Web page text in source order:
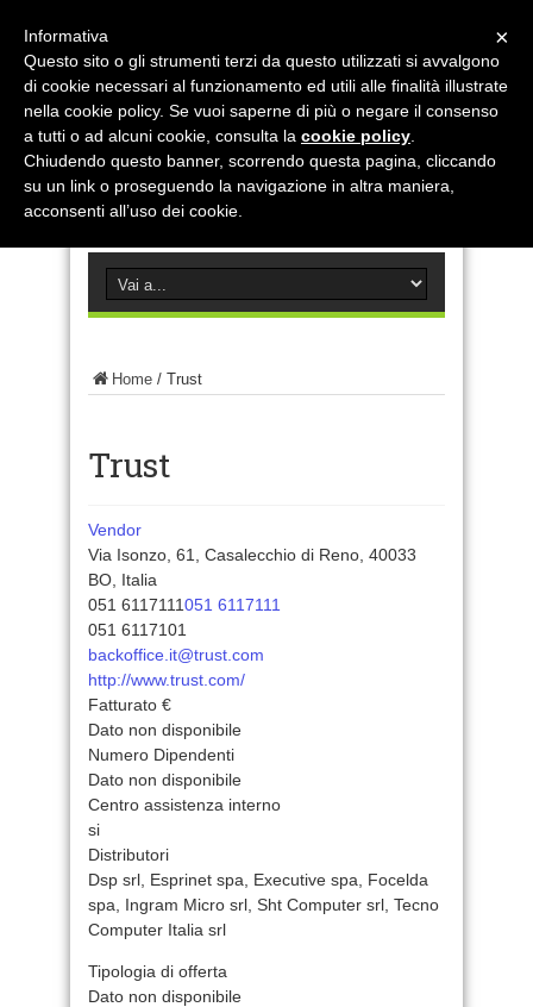
Home / Trust
Trust
Vendor
Via Isonzo, 61, Casalecchio di Reno, 40033
BO, Italia
051 6117111051 6117111
051 6117101
backoffice.it@trust.com
http://www.trust.com/
Fatturato €
Dato non disponibile
Numero Dipendenti
Dato non disponibile
Centro assistenza interno
si
Distributori
Dsp srl, Esprinet spa, Executive spa, Focelda
spa, Ingram Micro srl, Sht Computer srl, Tecno
Computer Italia srl
Tipologia di offerta
Dato non disponibile
×
Informativa
Questo sito o gli strumenti terzi da questo utilizzati si avvalgono
di cookie necessari al funzionamento ed utili alle finalità illustrate
nella cookie policy. Se vuoi saperne di più o negare il consenso
a tutti o ad alcuni cookie, consulta la cookie policy
Chiudendo questo banner, scorrendo questa pagina, cliccando
su un link o proseguendo la navigazione in altra maniera,
acconsenti all’uso dei cookie.